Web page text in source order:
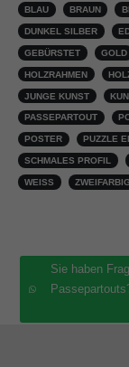
BLAU BRAUN
DUNKEL SILBER
GEBÜRSTET GOLD
HOLZRAHMEN
JUNGE KUNST
PASSEPARTOUT
POSTER PUZZLE
SCHMALES PROFIL
WEISS ZWEIFARBIG
Sie haben